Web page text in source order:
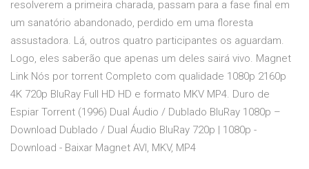
resolverem a primeira charada, passam para a fase final em
um sanatório abandonado, perdido em uma floresta
assustadora. Lá, outros quatro participantes os aguardam.
Logo, eles saberão que apenas um deles sairá vivo. Magnet
Link Nós por torrent Completo com qualidade 1080p 2160p
4K 720p BluRay Full HD HD e formato MKV MP4. Duro de
Espiar Torrent (1996) Dual Áudio / Dublado BluRay 1080p –
Download Dublado / Dual Áudio BluRay 720p | 1080p -
Download - Baixar Magnet AVI, MKV, MP4